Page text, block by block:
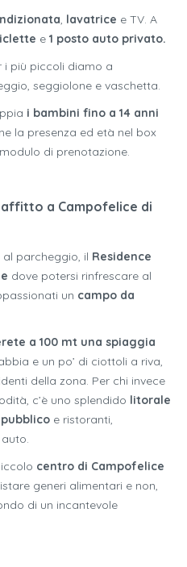
, lavatrice e TV. A
e 1 posto auto privato.
i più piccoli diamo a
seggiolone e vaschetta.
i bambini fino a 14 anni
la presenza ed età nel box
di prenotazione.
a Campofelice di
al parcheggio, il Residence
dove potersi rinfrescare al
un campo da
a 100 mt una spiaggia
e un po’ di ciottoli a riva,
della zona. Per chi invece
c’è uno splendido litorale
e ristoranti,
centro di Campofelice
generi alimentari e non,
di un incantevole